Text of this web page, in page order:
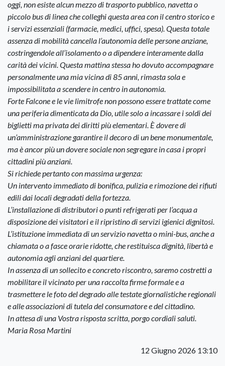
oggi, non esiste alcun mezzo di trasporto pubblico, navetta o
piccolo bus di linea che colleghi questa area con il centro storico e
i servizi essenziali (farmacie, medici, uffici, spesa). Questa totale
assenza di mobilità cancella l’autonomia delle persone anziane,
costringendole all’isolamento o a dipendere interamente dalla
carità dei vicini. Questa mattina stessa ho dovuto accompagnare
personalmente una mia vicina di 85 anni, rimasta sola e
impossibilitata a scendere in centro in autonomia.
Forte Falcone e le vie limitrofe non possono essere trattate come
una periferia dimenticata da Dio, utile solo a incassare i soldi dei
biglietti ma privata dei diritti più elementari. È dovere di
un’amministrazione garantire il decoro di un bene monumentale,
ma è ancor più un dovere sociale non segregare in casa i propri
cittadini più anziani.
Si richiede pertanto con massima urgenza:
Un intervento immediato di bonifica, pulizia e rimozione dei rifiuti
edili dai locali degradati della fortezza.
L’installazione di distributori o punti refrigerati per l’acqua a
disposizione dei visitatori e il ripristino di servizi igienici dignitosi.
L’istituzione immediata di un servizio navetta o mini-bus, anche a
chiamata o a fasce orarie ridotte, che restituisca dignità, libertà e
autonomia agli anziani del quartiere.
In assenza di un sollecito e concreto riscontro, saremo costretti a
mobilitare il vicinato per una raccolta firme formale e a
trasmettere le foto del degrado alle testate giornalistiche regionali
e alle associazioni di tutela del consumatore e del cittadino.
In attesa di una Vostra risposta scritta, porgo cordiali saluti.
Maria Rosa Martini
12 Giugno 2026 13:10